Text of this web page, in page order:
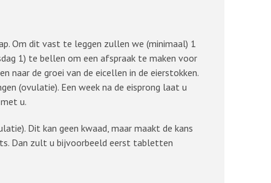
Om dit vast te leggen zullen we (minimaal) 1
1) te bellen om een afspraak te maken voor
naar de groei van de eicellen in de eierstokken.
(ovulatie). Een week na de eisprong laat u
u.
Dit kan geen kwaad, maar maakt de kans
Dan zult u bijvoorbeeld eerst tabletten